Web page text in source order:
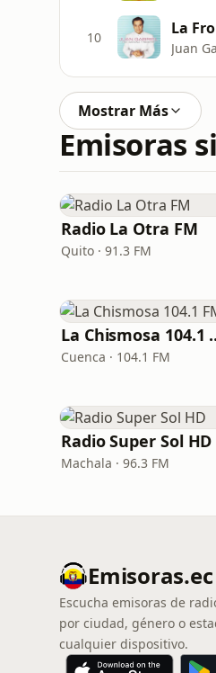
10 La
Juan
Mostrar Más
Emisoras
Radio La Otra FM
Quito · 91.3 FM
La
Cuenca · 104.1 FM
Radio Super Sol HD
Machala · 96.3 FM
Emisoras.ec
Escucha emisoras de
por ciudad, género o
cualquier dispositivo.